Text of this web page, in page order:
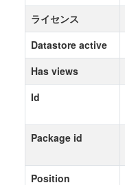
ライセンス
Datastore active
Has views
Id
Package id
Position